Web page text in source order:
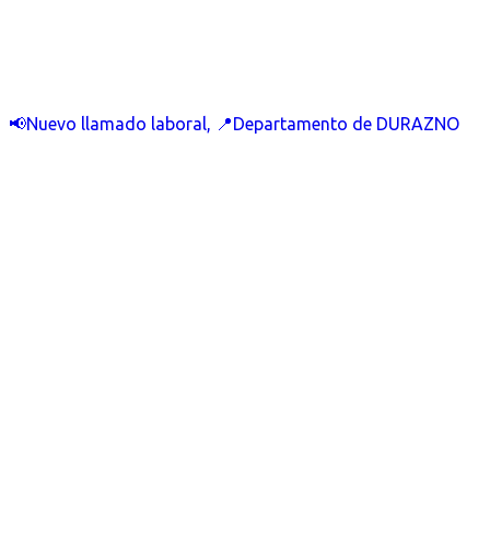
📢Nuevo llamado laboral, 📍Departamento de DURAZNO